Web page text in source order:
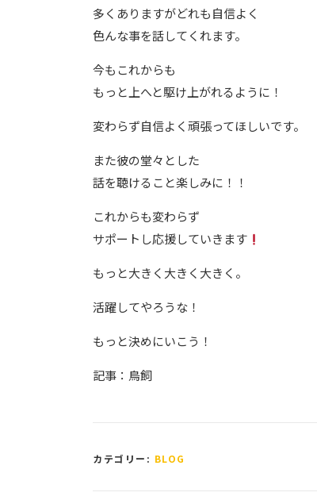
多くありますがどれも自信よく
色んな事を話してくれます。
今もこれからも
もっと上へと駆け上がれるように！
変わらず自信よく頑張ってほしいです。
また彼の堂々とした
話を聴けること楽しみに！！
これからも変わらず
サポートし応援していきます
もっと大きく大きく大きく。
活躍してやろうな！
もっと決めにいこう！
記事：鳥飼
カテゴリー: BLOG